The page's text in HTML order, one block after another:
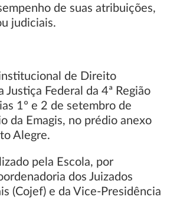
de suas atribuições,
judiciais.
de Direito
Justiça Federal da 4ª Região
1º e 2 de setembro de
da Emagis, no prédio anexo
Alegre.
pela Escola, por
dos Juizados
(Cojef) e da Vice-Presidência